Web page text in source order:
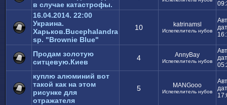
в случае катастрофы.
16.04.2014. 22:00
Украина.
Харьков.Bucephalandra
sp. "Brownie Blue"
10 katrinamsl
Испепелитель нубов
Продам золотую
ситцевую.Киев
4 AnnyBay
Испепелитель нубов
куплю алюминий вот
такой как на этом
рисунке для
отражателя
5 MANGooo
Испепелитель нубов